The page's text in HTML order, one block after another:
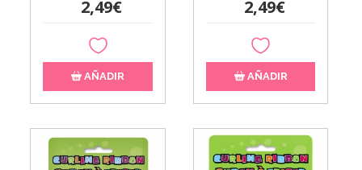
2,49€
AÑADIR
2,49€
AÑADIR